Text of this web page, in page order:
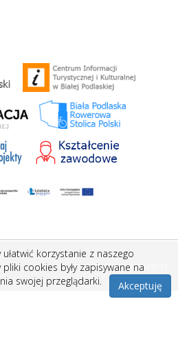
Stworzone przezAmistad.pl
korzystanie z naszego
cookies były zapisywane na
swojej przeglądarki.
Akceptuję